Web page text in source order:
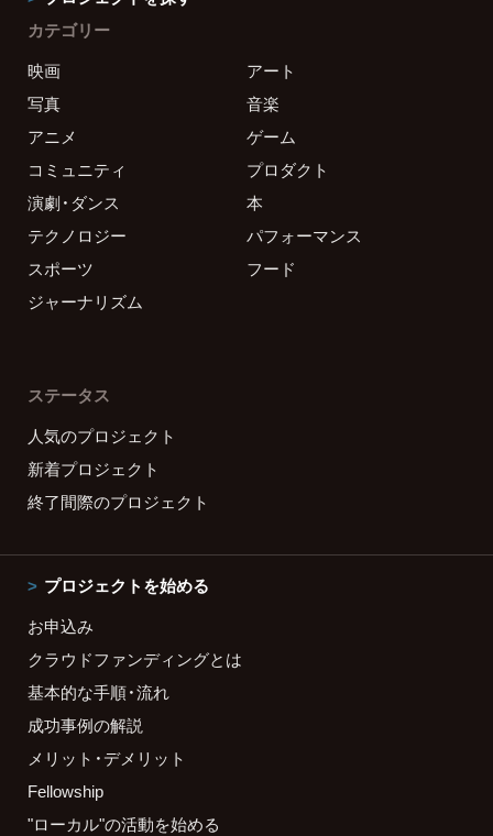
カテゴリー
映画
アート
写真
音楽
アニメ
ゲーム
コミュニティ
プロダクト
演劇・ダンス
本
テクノロジー
パフォーマンス
スポーツ
フード
ジャーナリズム
ステータス
人気のプロジェクト
新着プロジェクト
終了間際のプロジェクト
プロジェクトを始める
お申込み
クラウドファンディングとは
基本的な手順・流れ
成功事例の解説
メリット・デメリット
Fellowship
"ローカル"の活動を始める